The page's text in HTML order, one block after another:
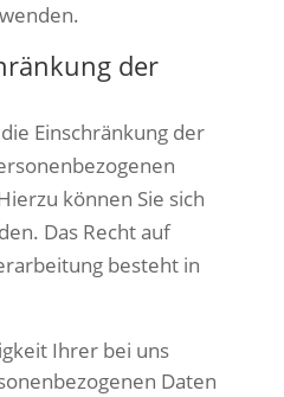
der
Einschränkung der
können Sie sich
Das Recht auf
besteht in
Ihrer bei uns
Daten